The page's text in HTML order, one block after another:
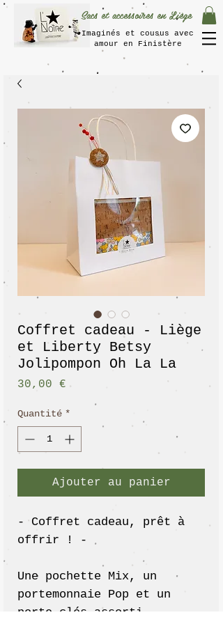
Imaginés et cousus avec
amour en Finistère
Sacs et accessoires en Liège
Coffret cadeau - Liège
et Liberty Betsy
Jolipompon Oh La La
30,00 € Prix
Quantité *
Ajouter au panier
- Coffret cadeau, prêt à
offrir ! -
Une pochette Mix, un
portemonnaie Pop et un
porte clés assorti